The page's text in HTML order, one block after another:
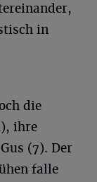
in
die
ihre
(7). Der
falle